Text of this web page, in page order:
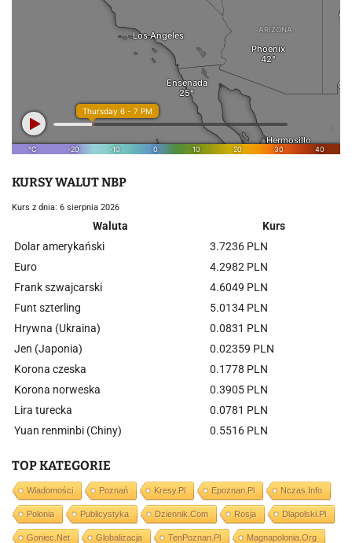
KURSY WALUT NBP
Kurs z dnia: 6 sierpnia 2026
Waluta
Kurs
Dolar amerykański
3.7236 PLN
Euro
4.2982 PLN
Frank szwajcarski
4.6049 PLN
Funt szterling
5.0134 PLN
Hrywna (Ukraina)
0.0831 PLN
Jen (Japonia)
0.02359 PLN
Korona czeska
0.1778 PLN
Korona norweska
0.3905 PLN
Lira turecka
0.0781 PLN
Yuan renminbi (Chiny)
0.5516 PLN
TOP KATEGORIE
Wiadomości Poznań Kresy.pl Epoznan.pl Nczas.info
Polonia Publicystyka Dziennik.com Rosja Dlapolski.pl
Goniec.net Globalizacja TenPoznan.pl Magnapolonia.org